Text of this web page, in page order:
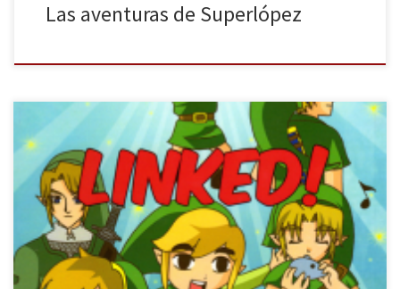
Las aventuras de Superlópez
Fuerza, Sabiduría, Valor… La Trifuerza, el objeto que todos
codician. Nuestro héroe tendrá que pasar miles de adversidades a
través de todo Hyrule para conseguir mermar todo mal. Y las
leyendas siempre empiezan con un joven elfo vestido de verde…
Linked! es un fanzine paródico sobre una de las sagas […]